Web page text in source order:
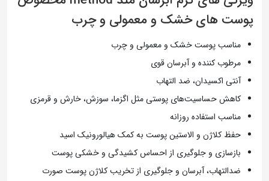
پوست های خشک و معمولی و چرب
مناسب پوست خشک و معمولی و چرب
مرطوب کننده و آبرسان قوی
آنتی اکسیدان، ضد التهاب
کاهش حساسیت‌های پوستی مثل اگزما، سوزش، خارش و قرمزی
مناسب استفاده روزانه
حفظ کلاژن و الاستین پوست به کمک هیالورونیک اسید
بازسازی و جلوگیری از احساس کشیدگی و خشکی پوست
ضدالتهاب، آبرسان و جلوگیری از تخریب کلاژن پوست صورت